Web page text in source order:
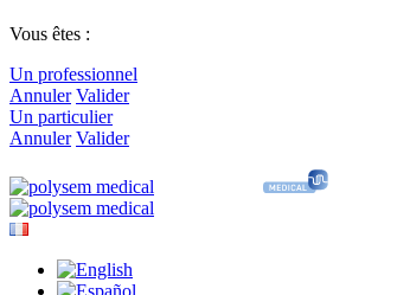
Vous êtes :
Un professionnel
Annuler Valider
Un particulier
Annuler Valider